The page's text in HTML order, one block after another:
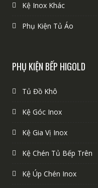
Kệ Inox Khác
Phụ Kiện Tủ Áo
PHỤ KIỆN BẾP HIGOLD
Tủ Đồ Khô
Kệ Góc Inox
Kệ Gia Vị Inox
Kệ Chén Tủ Bếp Trên
Kệ Úp Chén Inox